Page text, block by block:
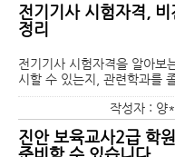
전기기사 시험자격,
정리
전기기사 시험자격을 알아보
시할 수 있는지, 관련학과를
작성자 : 양
진안 보육교사2급 학